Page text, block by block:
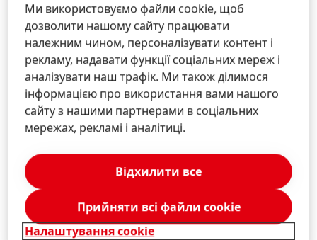
Henkel в Україні продовжує системну
гуманітарну підтримку — реалізовано новий
проєкт для підтримки ветеранів з
обмеженою мобільністю.
Високий
Низький
Додати до Моя Колекція
1 / 4
Ми використовуємо файли cookie, щоб
дозволити нашому сайту працювати
належним чином, персоналізувати контент і
рекламу, надавати функції соціальних мереж і
аналізувати наш трафік. Ми також ділимося
інформацією про використання вами нашого
сайту з нашими партнерами в соціальних
мережах, рекламі і аналітиці.
Налаштування cookie
Відхилити все
Прийняти всі файли сookie